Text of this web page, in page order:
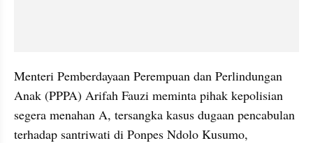
Menteri Pemberdayaan Perempuan dan Perlindungan
Anak (PPPA) Arifah Fauzi meminta pihak kepolisian
segera menahan A, tersangka kasus dugaan pencabulan
terhadap santriwati di Ponpes Ndolo Kusumo,